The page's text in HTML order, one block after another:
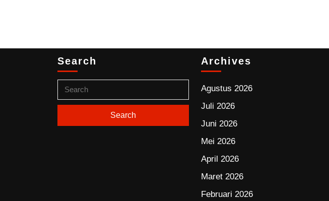
Search Archives
Agustus 2026
Juli 2026
Juni 2026
Mei 2026
April 2026
Maret 2026
Februari 2026